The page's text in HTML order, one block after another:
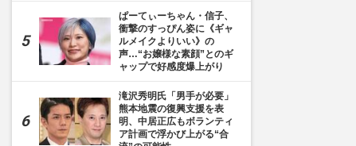
ぱーてぃーちゃん・信子、
衝撃のすっぴん姿に《ギャ
ルメイクよりいい》の
声…“お嬢様な素顔”とのギ
ャップで好感度爆上がり
滝沢秀明氏「男手が必要」
熊本地震の復興支援を表
明、中居正広もボランティ
ア計画で浮かび上がる“合